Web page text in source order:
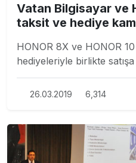
Vatan Bilgisayar ve
taksit ve hediye
HONOR 8X ve HONOR
hediyeleriyle birlikte
26.03.2019 6,314